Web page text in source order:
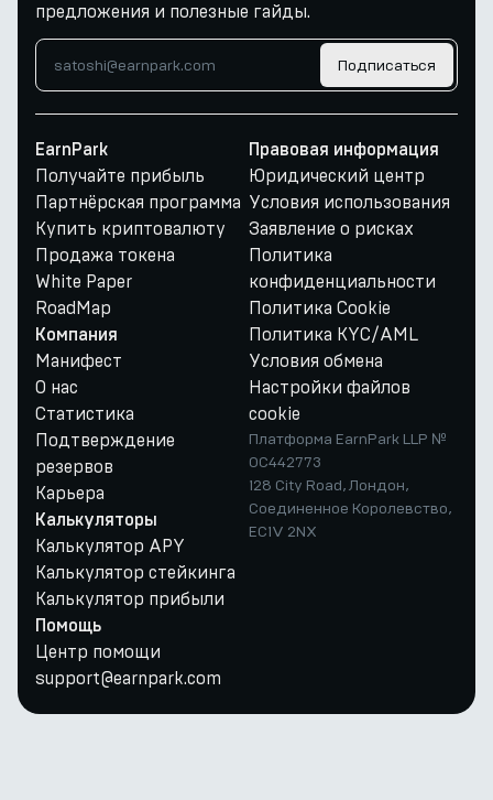
предложения и полезные гайды.
Подписаться
EarnPark
Получайте прибыль
Партнёрская программа
Купить криптовалюту
Продажа токена
White Paper
RoadMap
Компания
Манифест
О нас
Статистика
Подтверждение
резервов
Карьера
Калькуляторы
Калькулятор APY
Калькулятор стейкинга
Калькулятор прибыли
Помощь
Центр помощи
support@earnpark.com
Правовая информация
Юридический центр
Условия использования
Заявление о рисках
Политика
конфиденциальности
Политика Cookie
Политика KYC/AML
Условия обмена
Настройки файлов
cookie
Платформа EarnPark LLP №
OC442773
128 City Road, Лондон,
Соединенное Королевство,
EC1V 2NX